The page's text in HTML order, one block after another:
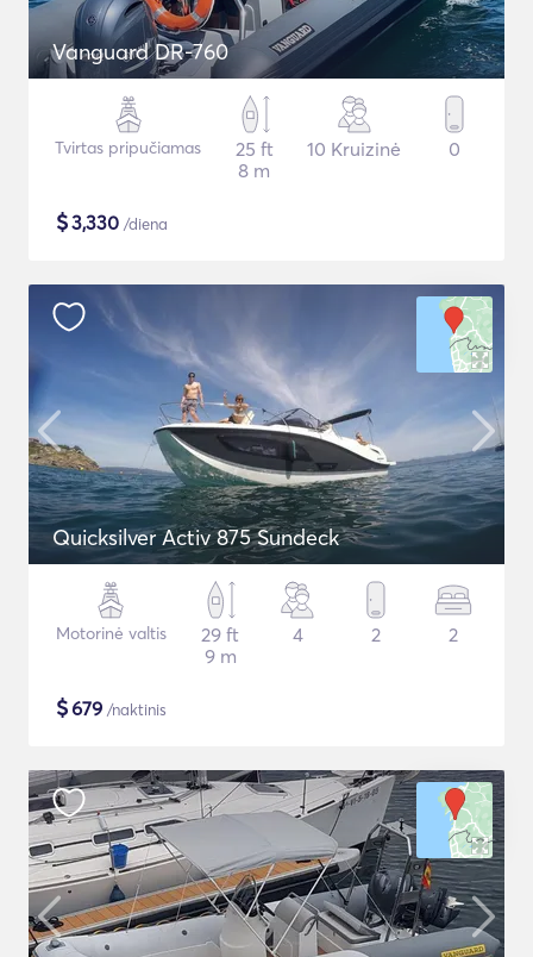
Vanguard DR-760
Tvirtas pripučiamas
25 ft
8 m
10 Kruizinė 0
$3,330 /diena
Quicksilver Activ 875 Sundeck
Motorinė valtis
29 ft
9 m
4 2 2
$679 /naktinis